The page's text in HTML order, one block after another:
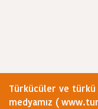
Türkücüler ve türkü
medyamız (